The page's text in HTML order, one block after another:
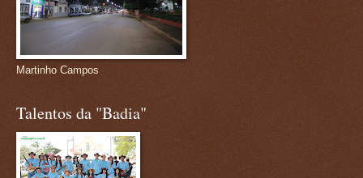
Martinho Campos
Talentos da "Badia"